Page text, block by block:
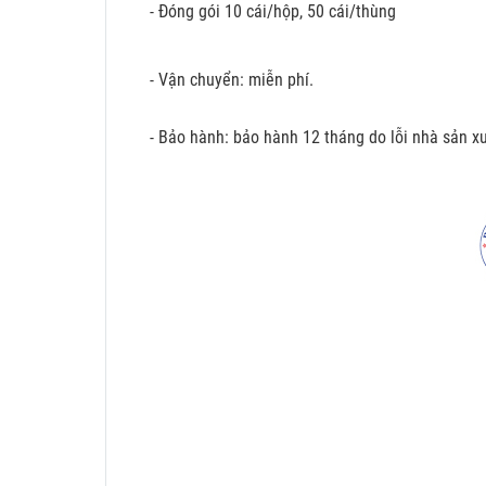
- Đóng gói 10 cái/hộp, 50 cái/thùng
- Vận chuyển: miễn phí.
- Bảo hành: bảo hành 12 tháng do lỗi nhà sản